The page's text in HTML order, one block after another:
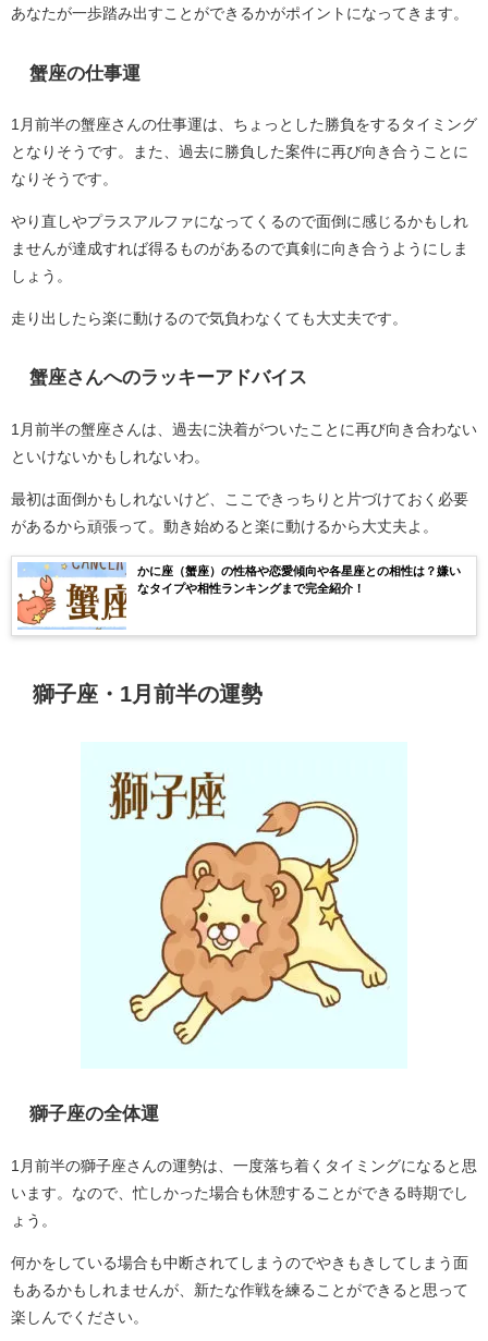
あなたが一歩踏み出すことができるかがポイントになってきます。
蟹座の仕事運
1月前半の蟹座さんの仕事運は、ちょっとした勝負をするタイミング
となりそうです。また、過去に勝負した案件に再び向き合うことに
なりそうです。
やり直しやプラスアルファになってくるので面倒に感じるかもしれ
ませんが達成すれば得るものがあるので真剣に向き合うようにしま
しょう。
走り出したら楽に動けるので気負わなくても大丈夫です。
蟹座さんへのラッキーアドバイス
1月前半の蟹座さんは、過去に決着がついたことに再び向き合わない
といけないかもしれないわ。
最初は面倒かもしれないけど、ここできっちりと片づけておく必要
があるから頑張って。動き始めると楽に動けるから大丈夫よ。
かに座（蟹座）の性格や恋愛傾向や各星座との相性は？嫌い
なタイプや相性ランキングまで完全紹介！
獅子座・1月前半の運勢
獅子座の全体運
1月前半の獅子座さんの運勢は、一度落ち着くタイミングになると思
います。なので、忙しかった場合も休憩することができる時期でし
ょう。
何かをしている場合も中断されてしまうのでやきもきしてしまう面
もあるかもしれませんが、新たな作戦を練ることができると思って
楽しんでください。